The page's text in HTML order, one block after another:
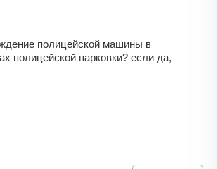
полицейской машины в
полицейской парковки? если да,